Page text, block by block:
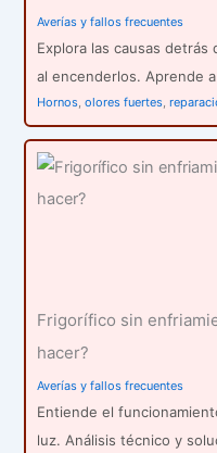
Averías y fallos frecuentes
Explora las causas
al encenderlos. Aprende
Hornos ,olores fuertes ,
Frigorífico sin
hacer?
Averías y fallos frecuentes
Entiende el
luz. Análisis técnico y